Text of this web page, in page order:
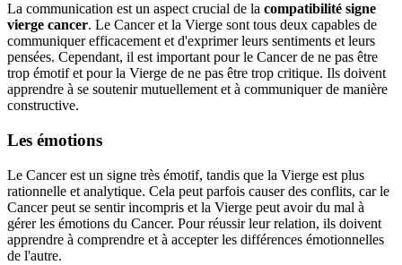
La communication est un aspect crucial de la compatibilité signe
vierge cancer. Le Cancer et la Vierge sont tous deux capables de
communiquer efficacement et d'exprimer leurs sentiments et leurs
pensées. Cependant, il est important pour le Cancer de ne pas être
trop émotif et pour la Vierge de ne pas être trop critique. Ils doivent
apprendre à se soutenir mutuellement et à communiquer de manière
constructive.
Les émotions
Le Cancer est un signe très émotif, tandis que la Vierge est plus
rationnelle et analytique. Cela peut parfois causer des conflits, car le
Cancer peut se sentir incompris et la Vierge peut avoir du mal à
gérer les émotions du Cancer. Pour réussir leur relation, ils doivent
apprendre à comprendre et à accepter les différences émotionnelles
de l'autre.